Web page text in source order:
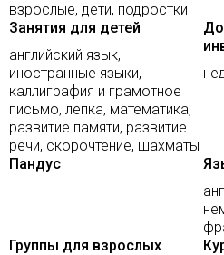
взрослые, дети, подростки
Занятия для детей
английский язык,
иностранные языки,
каллиграфия и грамотное
письмо, лепка, математика,
развитие памяти, развитие
речи, скорочтение, шахматы
Пандус
Группы для взрослых